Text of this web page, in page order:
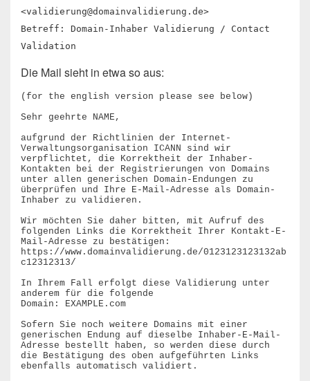
<validierung@domainvalidierung.de>
Betreff: Domain-Inhaber Validierung / Contact
Validation
Die Mail sieht in etwa so aus:
(for the english version please see below)
Sehr geehrte NAME,
aufgrund der Richtlinien der Internet-
Verwaltungsorganisation ICANN sind wir
verpflichtet, die Korrektheit der Inhaber-
Kontakten bei der Registrierungen von Domains
unter allen generischen Domain-Endungen zu
überprüfen und Ihre E-Mail-Adresse als Domain-
Inhaber zu validieren.
Wir möchten Sie daher bitten, mit Aufruf des
folgenden Links die Korrektheit Ihrer Kontakt-E-
Mail-Adresse zu bestätigen:
https://www.domainvalidierung.de/0123123123132ab
c12312313/
In Ihrem Fall erfolgt diese Validierung unter
anderem für die folgende
Domain: EXAMPLE.com
Sofern Sie noch weitere Domains mit einer
generischen Endung auf dieselbe Inhaber-E-Mail-
Adresse bestellt haben, so werden diese durch
die Bestätigung des oben aufgeführten Links
ebenfalls automatisch validiert.